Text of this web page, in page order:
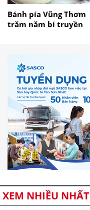
Bánh pía Vũng Thơm
trăm năm bí truyền
XEM NHIỀU NHẤT